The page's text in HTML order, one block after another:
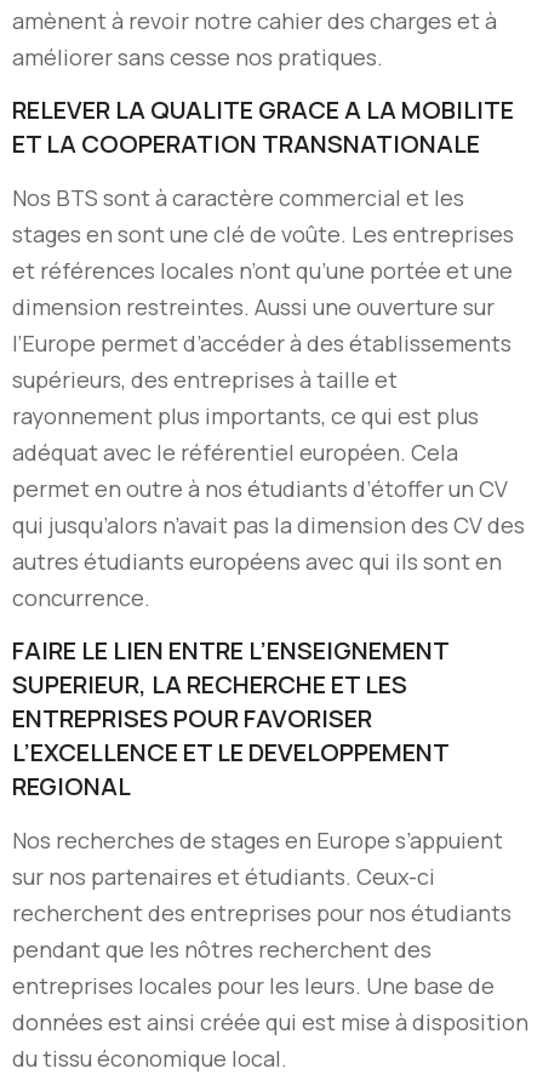
amènent à revoir notre cahier des charges et à
améliorer sans cesse nos pratiques.
RELEVER LA QUALITE GRACE A LA MOBILITE
ET LA COOPERATION TRANSNATIONALE
Nos BTS sont à caractère commercial et les
stages en sont une clé de voûte. Les entreprises
et références locales n’ont qu’une portée et une
dimension restreintes. Aussi une ouverture sur
l’Europe permet d’accéder à des établissements
supérieurs, des entreprises à taille et
rayonnement plus importants, ce qui est plus
adéquat avec le référentiel européen. Cela
permet en outre à nos étudiants d’étoffer un CV
qui jusqu’alors n’avait pas la dimension des CV des
autres étudiants européens avec qui ils sont en
concurrence.
FAIRE LE LIEN ENTRE L’ENSEIGNEMENT
SUPERIEUR, LA RECHERCHE ET LES
ENTREPRISES POUR FAVORISER
L’EXCELLENCE ET LE DEVELOPPEMENT
REGIONAL
Nos recherches de stages en Europe s’appuient
sur nos partenaires et étudiants. Ceux-ci
recherchent des entreprises pour nos étudiants
pendant que les nôtres recherchent des
entreprises locales pour les leurs. Une base de
données est ainsi créée qui est mise à disposition
du tissu économique local.